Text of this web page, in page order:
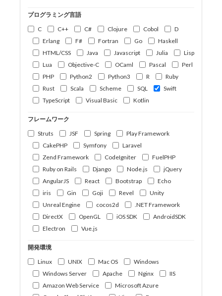
プログラミング言語
C
C++ C# Clojure Cobol
D
Erlang
F# Fortran Go
Haskell
HTML/CSS
Java Javascript Julia
Lisp
Lua
Objective-C OCaml Pascal
Perl
PHP
Python2 Python3 R
Ruby
Rust
Scala Scheme SQL
Swift
TypeScript
Visual Basic Kotlin
フレームワーク
Struts
JSF Spring
Play Framework
CakePHP
Symfony
Laravel
Zend Framework
CodeIgniter
FuelPHP
Ruby on Rails
Django Node.js
jQuery
AngularJS
React Bootstrap
Echo
iris
Gin Goji Revel
Unity
Unreal Engine
cocos2d
.NET Framework
DirectX
OpenGL iOS SDK
AndroidSDK
Electron
Vue.js
開発環境
Linux
UNIX Mac OS
Windows
Windows Server
Apache Nginx
IIS
Amazon Web Service
Microsoft Azure